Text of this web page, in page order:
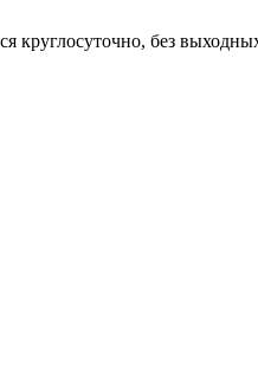
круглосуточно, без